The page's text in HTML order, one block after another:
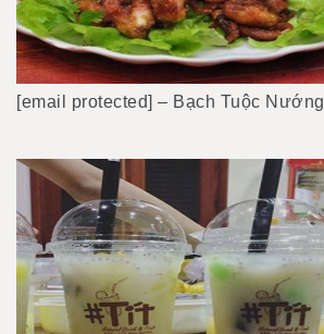
[email protected] – Bạch Tuộc Nướng